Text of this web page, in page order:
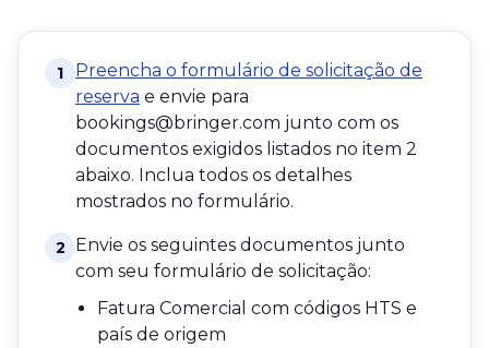
1
Preencha o formulário de solicitação de
reserva e envie para
bookings@bringer.com junto com os
documentos exigidos listados no item 2
abaixo. Inclua todos os detalhes
mostrados no formulário.
2
Envie os seguintes documentos junto
com seu formulário de solicitação:
Fatura Comercial com códigos HTS e
país de origem